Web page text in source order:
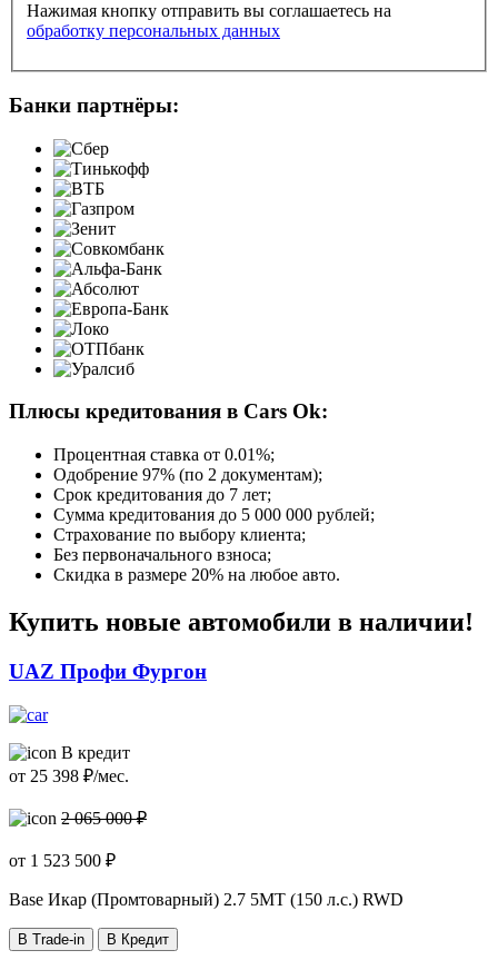
Нажимая кнопку отправить вы соглашаетесь на
обработку персональных данных
Банки партнёры:
Плюсы кредитования в Cars Ok:
Процентная ставка от 0.01%;
Одобрение 97% (по 2 документам);
Срок кредитования до 7 лет;
Сумма кредитования до 5 000 000 рублей;
Страхование по выбору клиента;
Без первоначального взноса;
Скидка в размере 20% на любое авто.
Купить новые автомобили в наличии!
UAZ Профи Фургон
В кредит
от 25 398 ₽/мес.
2 065 000 ₽
от 1 523 500 ₽
Base Икар (Промтоварный) 2.7 5MT (150 л.с.) RWD
В Trade-in В Кредит